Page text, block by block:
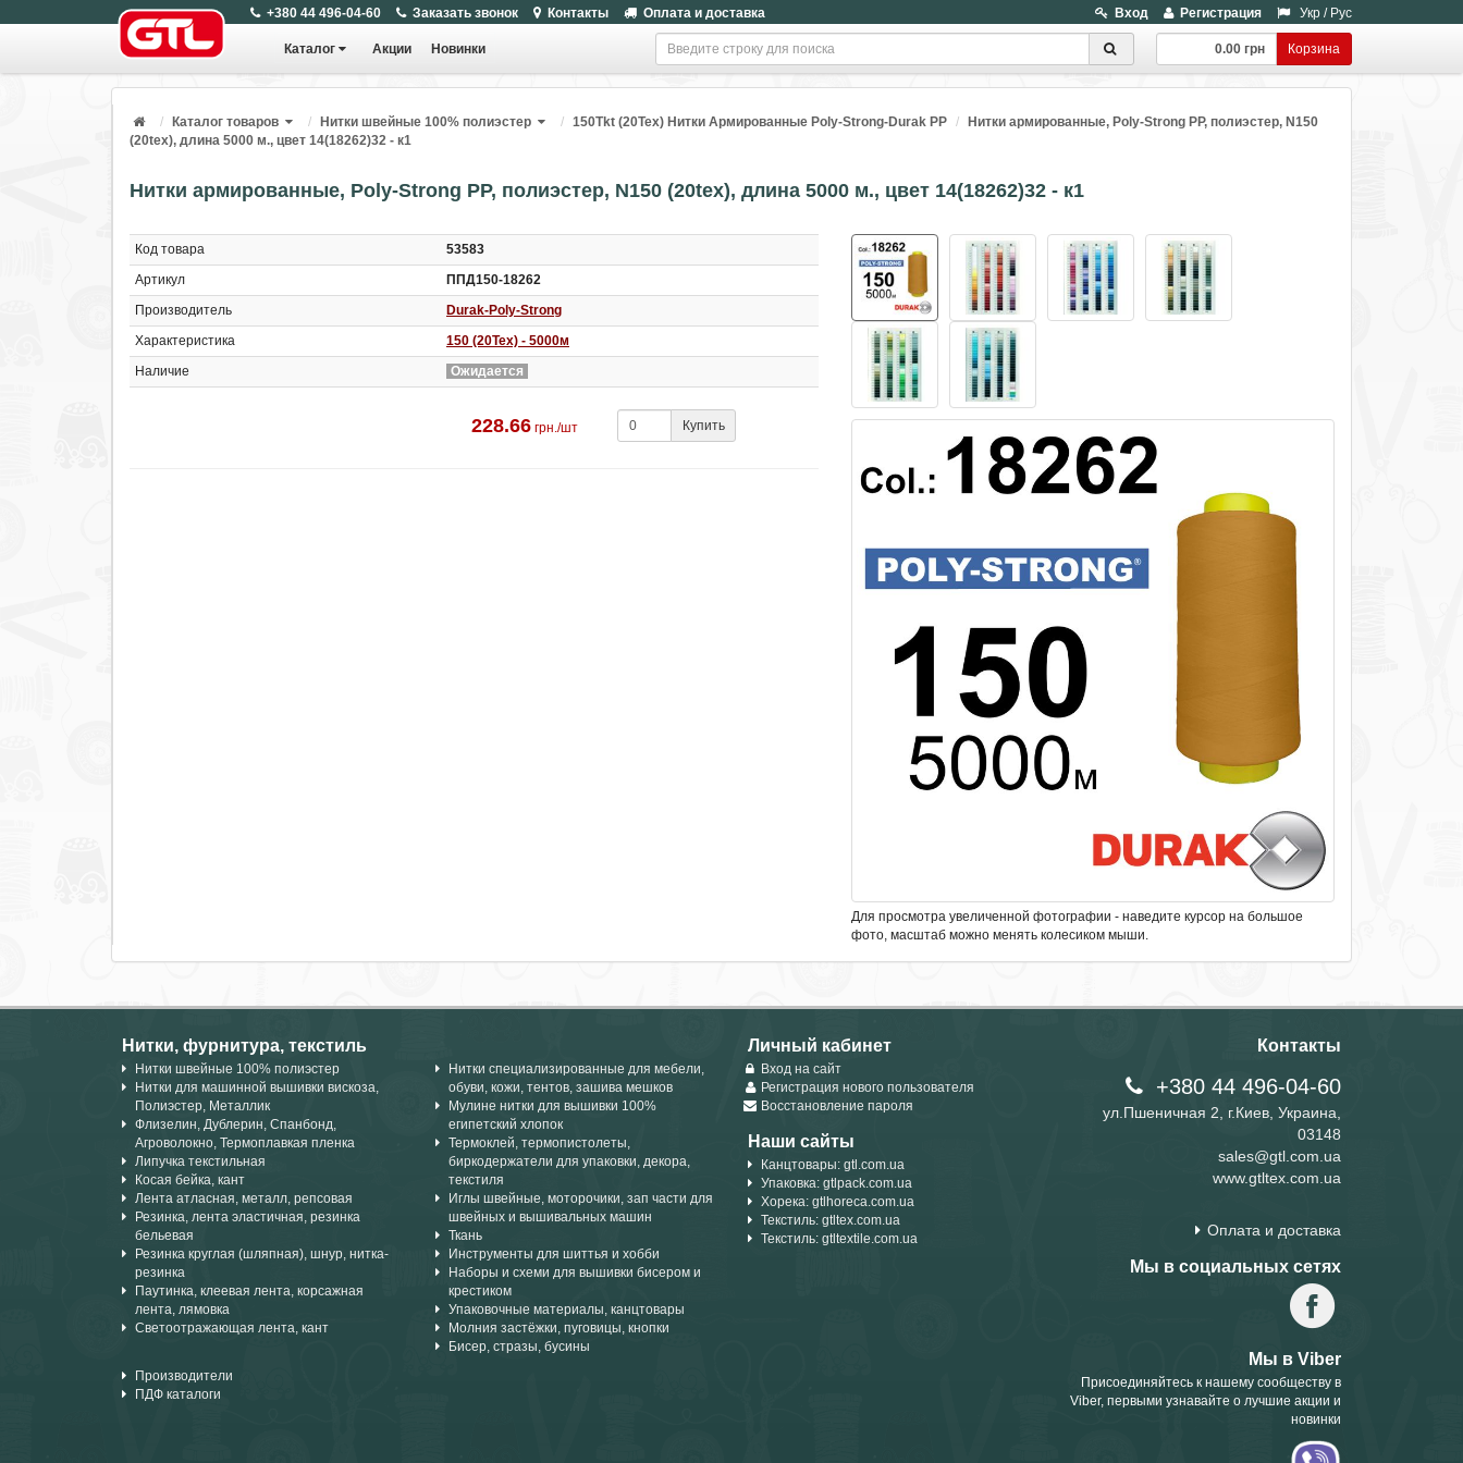
+380 44 496-04-60 Заказать звонок Контакты Оплата и доставка Вход Регистрация Укр/ Рус
Каталог Акции Новинки 0.00 грн Корзина
Каталог товаров Нитки швейные 100% полиэстер 150Tkt (20Tex) Нитки Армированные Poly-Strong-Durak PP
Нитки армированные, Poly-Strong PP, полиэстер, N150
(20tex), длина 5000 м., цвет 14(18262)32 - к1
Нитки армированные, Poly-Strong PP, полиэстер, N150 (20tex), длина 5000 м., цвет 14(18262)32 - к1
Код товара
53583
Артикул
ППД150-18262
Производитель
Durak-Poly-Strong
Характеристика
150 (20Tex) - 5000м
Наличие
Ожидается
228.66 грн./шт Купить
Для просмотра увеличенной фотографии - наведите курсор на большое
фото, масштаб можно менять колесиком мыши.
Нитки, фурнитура, текстиль
Нитки швейные 100% полиэстер
Нитки для машинной вышивки вискоза,
Полиэстер, Металлик
Флизелин, Дублерин, Спанбонд,
Агроволокно, Термоплавкая пленка
Липучка текстильная
Косая бейка, кант
Лента атласная, металл, репсовая
Резинка, лента эластичная, резинка
бельевая
Резинка круглая (шляпная), шнур, нитка-
резинка
Паутинка, клеевая лента, корсажная
лента, лямовка
Светоотражающая лента, кант
Нитки специализированные для мебели,
обуви, кожи, тентов, зашива мешков
Мулине нитки для вышивки 100%
египетский хлопок
Термоклей, термопистолеты,
биркодержатели для упаковки, декора,
текстиля
Иглы швейные, моторочики, зап части для
швейных и вышивальных машин
Ткань
Инструменты для шиттья и хобби
Наборы и схеми для вышивки бисером и
крестиком
Упаковочные материалы, канцтовары
Молния застёжки, пуговицы, кнопки
Бисер, стразы, бусины
Производители
ПДФ каталоги
Личный кабинет
Вход на сайт
Регистрация нового пользователя
Восстановление пароля
Наши сайты
Канцтовары: gtl.com.ua
Упаковка: gtlpack.com.ua
Хорека: gtlhoreca.com.ua
Текстиль: gtltex.com.ua
Текстиль: gtltextile.com.ua
Контакты
+380 44 496-04-60
ул.Пшеничная 2, г.Киев, Украина,
03148
sales@gtl.com.ua
www.gtltex.com.ua
Оплата и доставка
Мы в социальных сетях
Мы в Viber
Присоединяйтесь к нашему сообществу в
Viber, первыми узнавайте о лучшие акции и
новинки